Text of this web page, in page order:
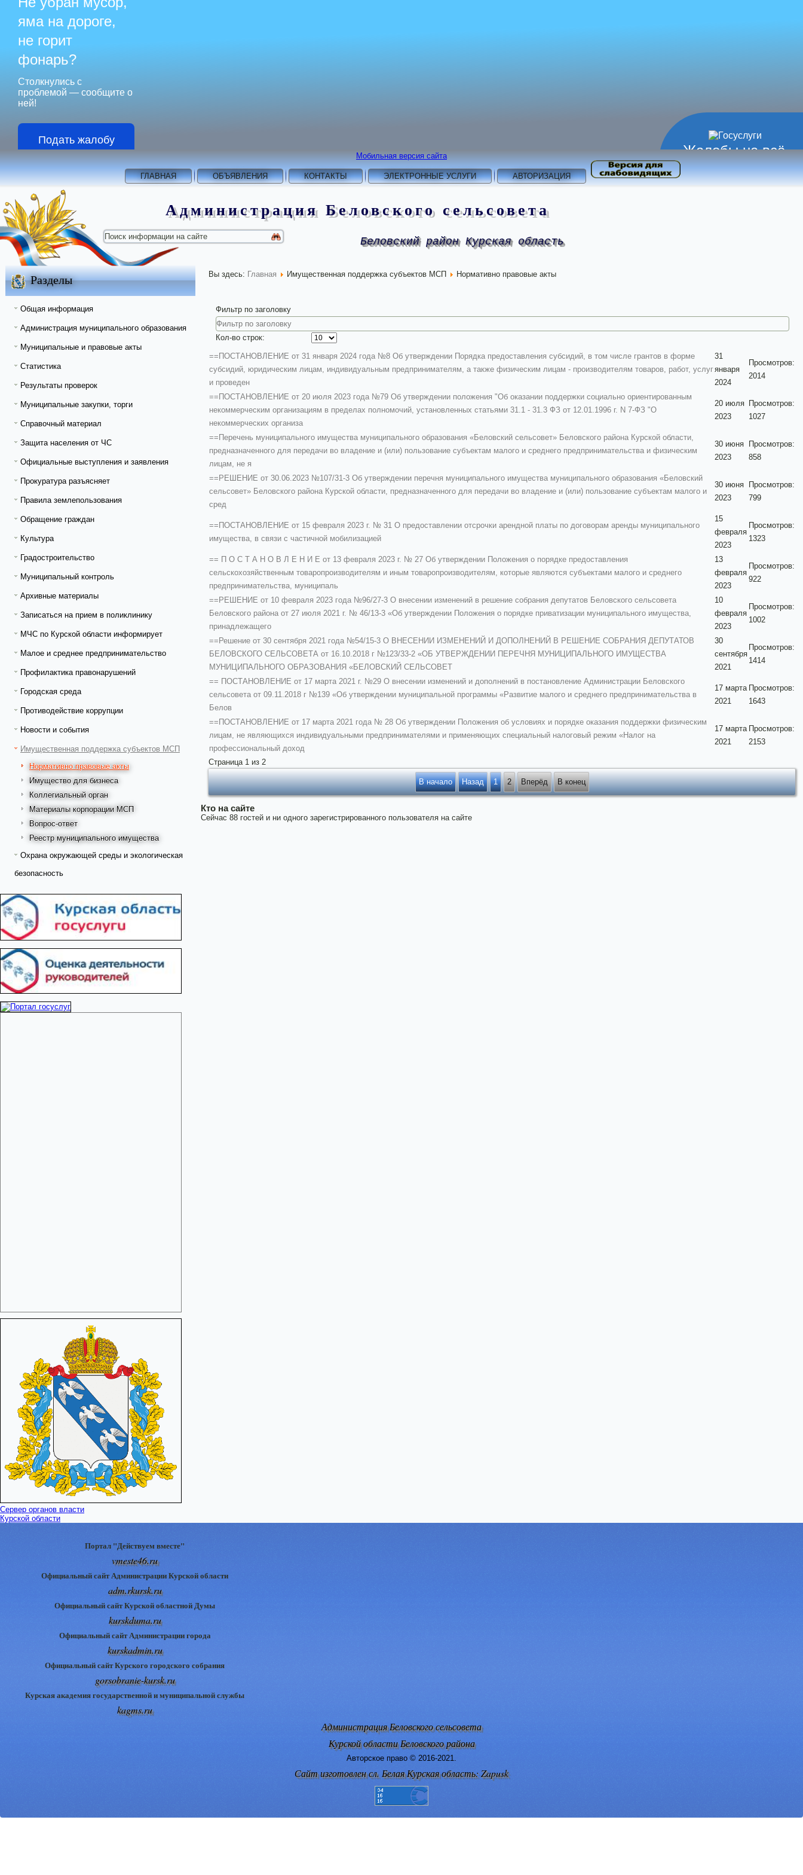
Жалобы на всё
яма на дороге,
не горит
фонарь?
Столкнулись с
проблемой — сообщите о
ней!
Подать жалобу
Мобильная версия сайта
ГЛАВНАЯ ОБЪЯВЛЕНИЯ КОНТАКТЫ ЭЛЕКТРОННЫЕ УСЛУГИ АВТОРИЗАЦИЯ
Администрация Беловского сельсовета
Беловский район Курская область
Разделы
Общая информация
Администрация муниципального образования
Муниципальные и правовые акты
Статистика
Результаты проверок
Муниципальные закупки, торги
Справочный материал
Защита населения от ЧС
Официальные выступления и заявления
Прокуратура разъясняет
Правила землепользования
Обращение граждан
Культура
Градостроительство
Муниципальный контроль
Архивные материалы
Записаться на прием в поликлинику
МЧС по Курской области информирует
Малое и среднее предпринимательство
Профилактика правонарушений
Городская среда
Противодействие коррупции
Новости и события
Имущественная поддержка субъектов МСП
Нормативно правовые акты
Имущество для бизнеса
Коллегиальный орган
Материалы корпорации МСП
Вопрос-ответ
Реестр муниципального имущества
Охрана окружающей среды и экологическая
безопасность
Сервер органов власти
Курской области
Вы здесь: Главная Имущественная поддержка субъектов МСП Нормативно правовые акты
Фильтр по заголовку
Кол-во строк:
==ПОСТАНОВЛЕНИЕ от 31 января 2024 года №8 Об утверждении Порядка предоставления субсидий, в том числе грантов в форме
субсидий, юридическим лицам, индивидуальным предпринимателям, а также физическим лицам - производителям товаров, работ, услуг
и проведен
31
января
2024
Просмотров:
2014
==ПОСТАНОВЛЕНИЕ от 20 июля 2023 года №79 Об утверждении положения "Об оказании поддержки социально ориентированным
некоммерческим организациям в пределах полномочий, установленных статьями 31.1 - 31.3 ФЗ от 12.01.1996 г. N 7-ФЗ "О
некоммерческих организа
20 июля
2023
Просмотров:
1027
==Перечень муниципального имущества муниципального образования «Беловский сельсовет» Беловского района Курской области,
предназначенного для передачи во владение и (или) пользование субъектам малого и среднего предпринимательства и физическим
лицам, не я
30 июня
2023
Просмотров:
858
==РЕШЕНИЕ от 30.06.2023 №107/31-3 Об утверждении перечня муниципального имущества муниципального образования «Беловский
сельсовет» Беловского района Курской области, предназначенного для передачи во владение и (или) пользование субъектам малого и
сред
30 июня
2023
Просмотров:
799
==ПОСТАНОВЛЕНИЕ от 15 февраля 2023 г. № 31 О предоставлении отсрочки арендной платы по договорам аренды муниципального
имущества, в связи с частичной мобилизацией
15
февраля
2023
Просмотров:
1323
== П О С Т А Н О В Л Е Н И Е от 13 февраля 2023 г. № 27 Об утверждении Положения о порядке предоставления
сельскохозяйственным товаропроизводителям и иным товаропроизводителям, которые являются субъектами малого и среднего
предпринимательства, муниципаль
13
февраля
2023
Просмотров:
922
==РЕШЕНИЕ от 10 февраля 2023 года №96/27-3 О внесении изменений в решение собрания депутатов Беловского сельсовета
Беловского района от 27 июля 2021 г. № 46/13-3 «Об утверждении Положения о порядке приватизации муниципального имущества,
принадлежащего
10
февраля
2023
Просмотров:
1002
==Решение от 30 сентября 2021 года №54/15-3 О ВНЕСЕНИИ ИЗМЕНЕНИЙ И ДОПОЛНЕНИЙ В РЕШЕНИЕ СОБРАНИЯ ДЕПУТАТОВ
БЕЛОВСКОГО СЕЛЬСОВЕТА от 16.10.2018 г №123/33-2 «ОБ УТВЕРЖДЕНИИ ПЕРЕЧНЯ МУНИЦИПАЛЬНОГО ИМУЩЕСТВА
МУНИЦИПАЛЬНОГО ОБРАЗОВАНИЯ «БЕЛОВСКИЙ СЕЛЬСОВЕТ
30
сентября
2021
Просмотров:
1414
== ПОСТАНОВЛЕНИЕ от 17 марта 2021 г. №29 О внесении изменений и дополнений в постановление Администрации Беловского
сельсовета от 09.11.2018 г №139 «Об утверждении муниципальной программы «Развитие малого и среднего предпринимательства в
Белов
17 марта
2021
Просмотров:
1643
==ПОСТАНОВЛЕНИЕ от 17 марта 2021 года № 28 Об утверждении Положения об условиях и порядке оказания поддержки физическим
лицам, не являющихся индивидуальными предпринимателями и применяющих специальный налоговый режим «Налог на
профессиональный доход
17 марта
2021
Просмотров:
2153
Страница 1 из 2
В начало Назад 1 2 Вперёд В конец
Кто на сайте
Сейчас 88 гостей и ни одного зарегистрированного пользователя на сайте
Портал "Действуем вместе"
vmeste46.ru
Официальный сайт Администрации Курской области
adm.rkursk.ru
Официальный сайт Курской областной Думы
kurskduma.ru
Официальный сайт Администрации города
kurskadmin.ru
Официальный сайт Курского городского собрания
gorsobranie-kursk.ru
Курская академия государственной и муниципальной службы
kagms.ru
Администрация Беловского сельсовета
Курской области Беловского района
Авторское право © 2016-2021.
Сайт изготовлен сл. Белая Курская область: Zapusk